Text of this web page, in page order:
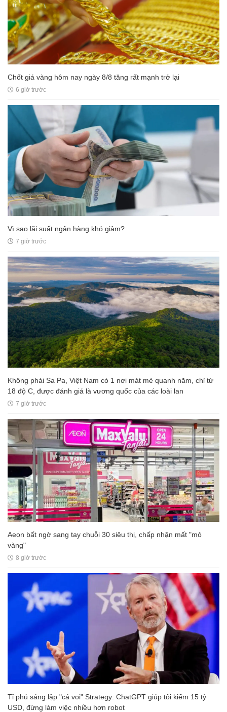
Chốt giá vàng hôm nay ngày 8/8 tăng rất mạnh trở lại
6 giờ trước
Vì sao lãi suất ngân hàng khó giảm?
7 giờ trước
Không phải Sa Pa, Việt Nam có 1 nơi mát mẻ quanh năm, chỉ từ
18 độ C, được đánh giá là vương quốc của các loài lan
7 giờ trước
Aeon bất ngờ sang tay chuỗi 30 siêu thị, chấp nhận mất "mỏ
vàng"
8 giờ trước
Tỉ phú sáng lập "cá voi" Strategy: ChatGPT giúp tôi kiếm 15 tỷ
USD, đừng làm việc nhiều hơn robot